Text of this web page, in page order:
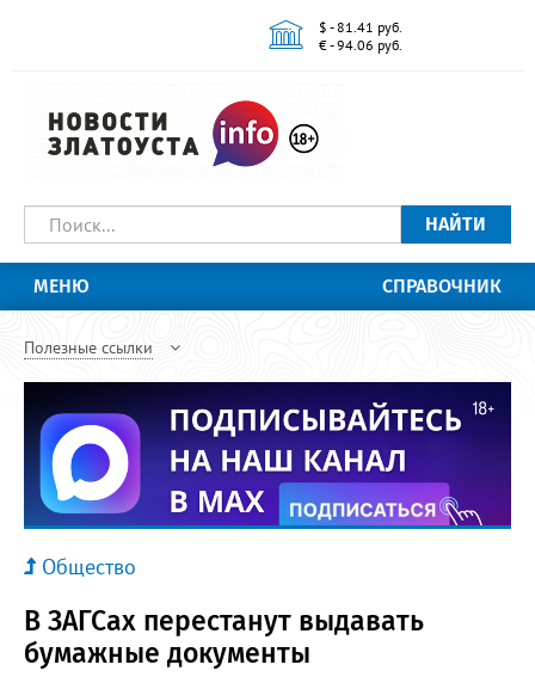
$ - 81.41 руб.
€ - 94.06 руб.
НАЙТИ
МЕНЮ СПРАВОЧНИК
Полезные ссылки
Общество
В ЗАГСах перестанут выдавать
бумажные документы